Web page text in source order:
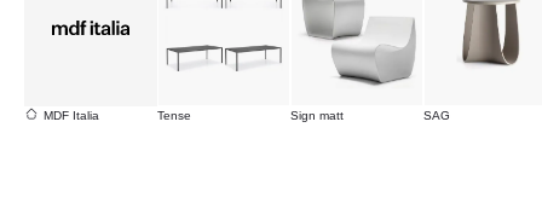
Objekten mit innovativen Volumina führen. La Grande Table
bietet verschiedene Größenoptionen: Dank der in die innere
Struktur eingearbeiteten Verstärkungsbalken erreicht er eine
Erhältlich in lackiertem Aluminium, matt oder glänzend weiß
MDF Italia Tense Sign matt SAG